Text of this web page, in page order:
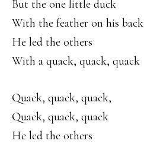
But the one little duck
With the feather on his back
He led the others
With a quack, quack, quack
Quack, quack, quack,
Quack, quack, quack
He led the others